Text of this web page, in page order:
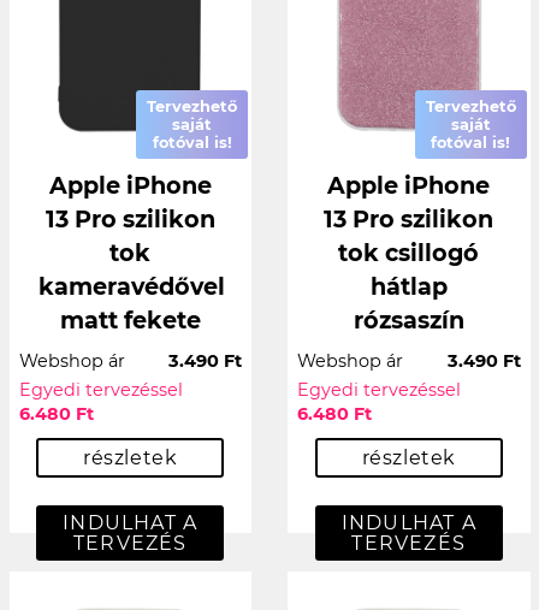
Tervezhető
saját
fotóval is!
Apple iPhone
13 Pro szilikon
tok
kameravédővel
matt fekete
Webshop ár
3.490 Ft
Egyedi tervezéssel
6.480 Ft
részletek
INDULHAT A
TERVEZÉS
Tervezhető
saját
fotóval is!
Apple iPhone
13 Pro szilikon
tok csillogó
hátlap
rózsaszín
Webshop ár
3.490 Ft
Egyedi tervezéssel
6.480 Ft
részletek
INDULHAT A
TERVEZÉS